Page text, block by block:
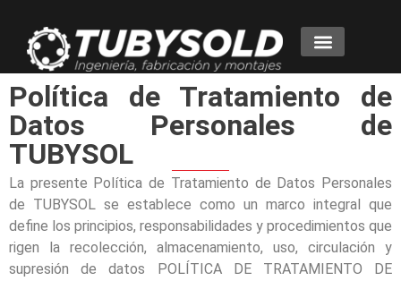
Política de Tratamiento de
Datos Personales de
TUBYSOL
La presente Política de Tratamiento de Datos Personales
de TUBYSOL se establece como un marco integral que
define los principios, responsabilidades y procedimientos que
rigen la recolección, almacenamiento, uso, circulación y
supresión de datos POLÍTICA DE TRATAMIENTO DE